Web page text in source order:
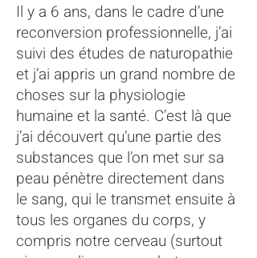
Il y a 6 ans, dans le cadre d’une
reconversion professionnelle, j’ai
suivi des études de naturopathie
et j’ai appris un grand nombre de
choses sur la physiologie
humaine et la santé. C’est là que
j’ai découvert qu’une partie des
substances que l’on met sur sa
peau pénètre directement dans
le sang, qui le transmet ensuite à
tous les organes du corps, y
compris notre cerveau (surtout